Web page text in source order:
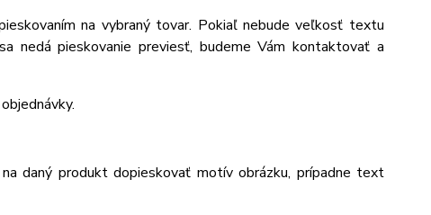
na vybraný tovar. Pokiaľ nebude veľkosť textu
nedá pieskovanie previesť, budeme Vám kontaktovať a
daný produkt dopieskovať motív obrázku, prípadne text